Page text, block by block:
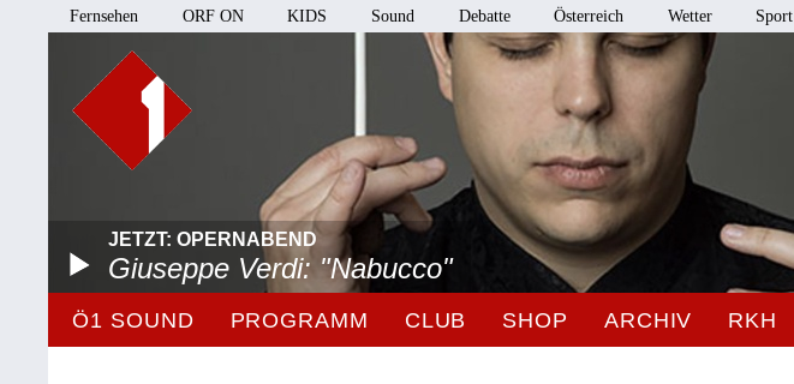
Fernsehen ORF ON KIDS Sound Debatte Österreich Wetter Sport
JETZT: OPERNABEND
Giuseppe Verdi: "Nabucco"
Ö1 SOUND PROGRAMM CLUB SHOP ARCHIV RKH